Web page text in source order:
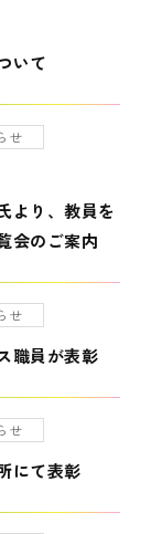
いて
せ
より、教員を
会のご案内
せ
職員が表彰
せ
にて表彰